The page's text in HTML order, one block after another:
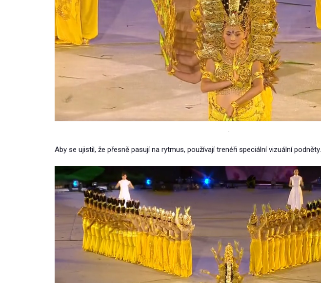
.
Aby se ujistil, že přesně pasují na rytmus, používají trenéři speciální vizuální podněty.